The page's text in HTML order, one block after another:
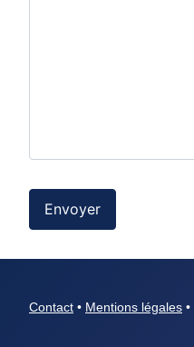
Envoyer
Contact • Mentions légales •